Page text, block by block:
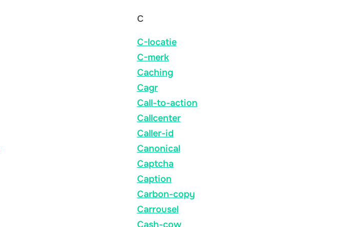
C
C-locatie
C-merk
Caching
Cagr
Call-to-action
Callcenter
Caller-id
Canonical
Captcha
Caption
Carbon-copy
Carrousel
Cash-cow